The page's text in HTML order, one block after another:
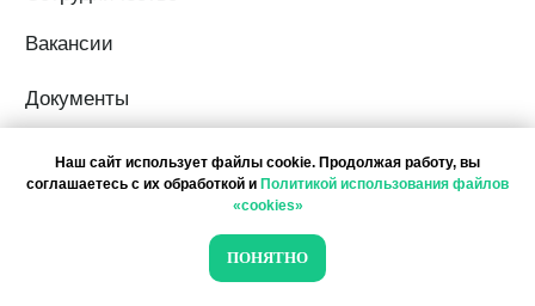
Наш сайт использует файлы cookie. Продолжая работу, вы
соглашаетесь с их обработкой и Политикой использования файлов
«cookies»
ПОНЯТНО